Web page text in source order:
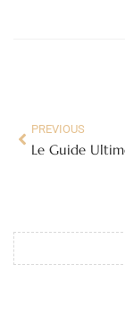
PREVIOUS